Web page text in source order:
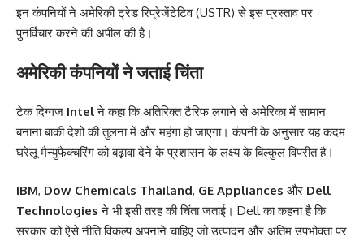
इन कंपनियों ने अमेरिकी ट्रेड रिप्रेजेंटेटिव (USTR) से इस प्रस्ताव पर
पुनर्विचार करने की अपील की है।
अमेरिकी कंपनियों ने जताई चिंता
टेक दिग्गज Intelने कहा कि अतिरिक्त टैरिफ लगाने से अमेरिका में सामान
बनाना बाकी देशों की तुलना में और महंगा हो जाएगा। कंपनी के अनुसार यह कदम
घरेलू मैन्युफैक्चरिंग को बढ़ावा देने के प्रशासन के लक्ष्य के बिल्कुल विपरीत है।
IBM, Dow Chemicals Thailand, GE Appliances और Dell
Technologies ने भी इसी तरह की चिंता जताई। Dell का कहना है कि
सरकार को ऐसे नीति विकल्प अपनाने चाहिए जो उत्पादन और अंतिम उपभोक्ता पर